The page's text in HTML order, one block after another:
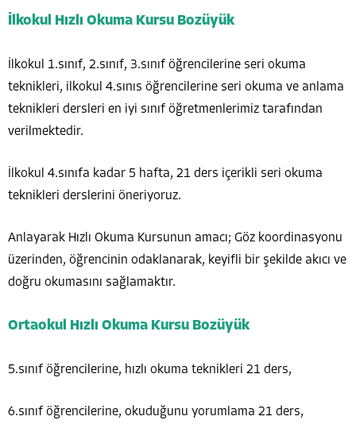
İlkokul Hızlı Okuma Kursu Bozüyük
İlkokul 1.sınıf, 2.sınıf, 3.sınıf öğrencilerine seri okuma
teknikleri, ilkokul 4.sınıs öğrencilerine seri okuma ve anlama
teknikleri dersleri en iyi sınıf öğretmenlerimiz tarafından
verilmektedir.
İlkokul 4.sınıfa kadar 5 hafta, 21 ders içerikli seri okuma
teknikleri derslerini öneriyoruz.
Anlayarak Hızlı Okuma Kursunun amacı; Göz koordinasyonu
üzerinden, öğrencinin odaklanarak, keyifli bir şekilde akıcı ve
doğru okumasını sağlamaktır.
Ortaokul Hızlı Okuma Kursu Bozüyük
5.sınıf öğrencilerine, hızlı okuma teknikleri 21 ders,
6.sınıf öğrencilerine, okuduğunu yorumlama 21 ders,